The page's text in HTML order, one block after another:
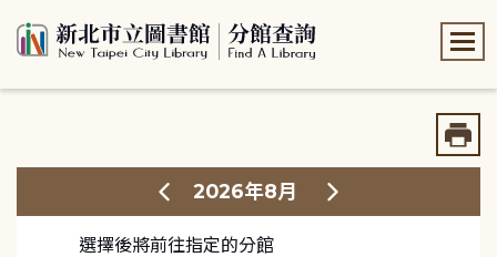
2026年8月
選擇後將前往指定的分館